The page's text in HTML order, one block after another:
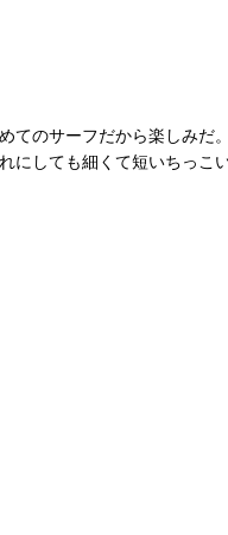
てのサーフだから楽しみだ
にしても細くて短いちっこ